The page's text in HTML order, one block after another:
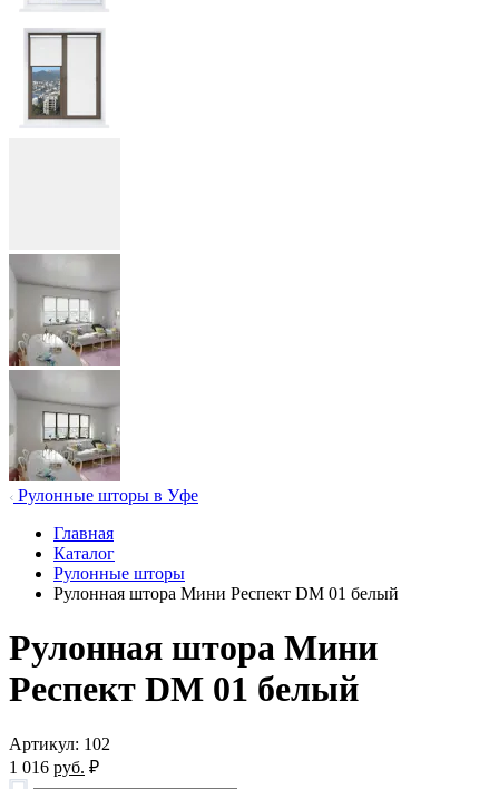
Рулонные шторы в Уфе
Главная
Каталог
Рулонные шторы
Рулонная штора Мини Респект DM 01 белый
Рулонная штора Мини
Респект DM 01 белый
Артикул: 102
1 016 руб. ₽